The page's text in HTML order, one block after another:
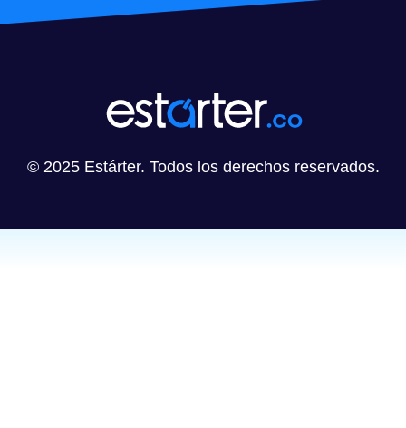
© 2025 Estárter. Todos los derechos reservados.